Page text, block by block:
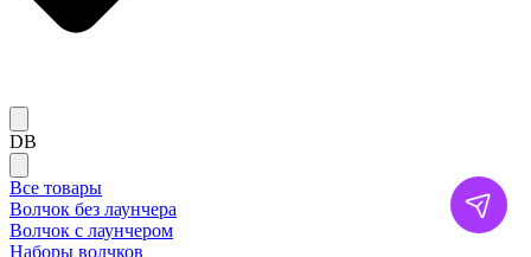
DB
Все товары
Волчок без лаунчера
Волчок с лаунчером
Наборы волчков